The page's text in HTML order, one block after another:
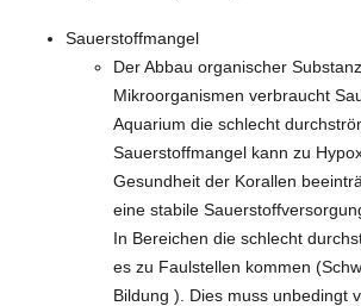
Sauerstoffmangel
Der Abbau organischer
Mikroorganismen verbraucht
Aquarium die schlecht
Sauerstoffmangel kann zu
Gesundheit der Korallen
eine stabile
In Bereichen die schlecht
es zu Faulstellen kommen
Bildung ). Dies muss unbedingt